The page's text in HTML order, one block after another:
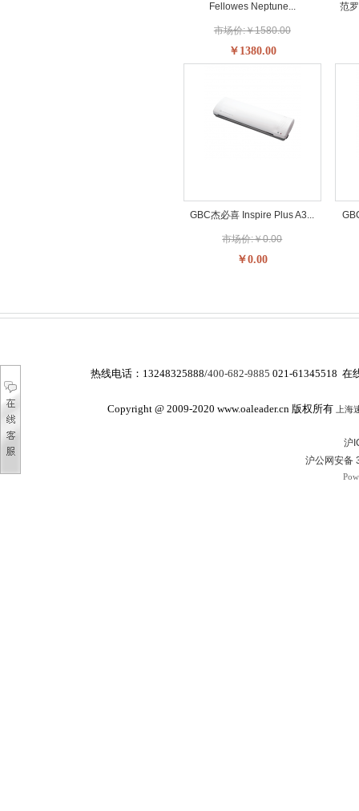
Fellowes Neptune...
市场价:￥1580.00
￥1380.00
范
GBC杰必喜 Inspire Plus A3...
市场价:￥0.00
￥0.00
热线电话： 13248325888/400-682-9885 021-61345518 在
Copyright @ 2009-2020 www.oaleader.cn 版权所有 上海
沪
沪公网安备